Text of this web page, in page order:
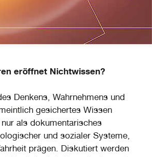
eröffnet Nichtwissen?
Denkens, Wahrnehmens und
gesichertes Wissen
als dokumentarisches
und sozialer Systeme,
prägen. Diskutiert werden